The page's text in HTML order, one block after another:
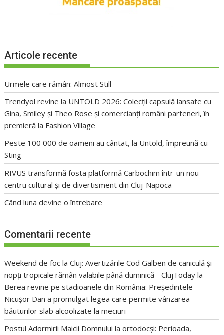
Articole recente
Urmele care rămân: Almost Still
Trendyol revine la UNTOLD 2026: Colecții capsulă lansate cu
Gina, Smiley și Theo Rose și comercianți români parteneri, în
premieră la Fashion Village
Peste 100 000 de oameni au cântat, la Untold, împreună cu
Sting
RIVUS transformă fosta platformă Carbochim într-un nou
centru cultural și de divertisment din Cluj-Napoca
Când luna devine o întrebare
Comentarii recente
Weekend de foc la Cluj: Avertizările Cod Galben de caniculă și
nopți tropicale rămân valabile până duminică - ClujToday la
Berea revine pe stadioanele din România: Președintele
Nicușor Dan a promulgat legea care permite vânzarea
băuturilor slab alcoolizate la meciuri
Postul Adormirii Maicii Domnului la ortodocși: Perioada,